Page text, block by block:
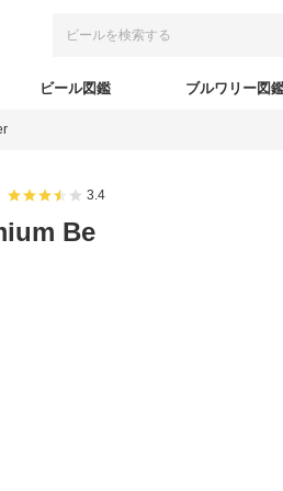
ビール図鑑 ブルワリー図
3.4
Be